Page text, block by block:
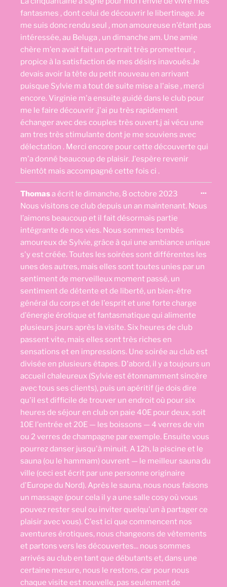
fantasmes , dont celui de découvrir le libertinage. Je
me suis donc rendu seul , mon amoureuse n'étant pas
intéressée, au Beluga , un dimanche am. Une amie
chère m'en avait fait un portrait très prometteur ,
propice à la satisfaction de mes désirs inavoués.Je
devais avoir la tête du petit nouveau en arrivant
puisque Sylvie m a tout de suite mise a l'aise , merci
encore. Virginie m'a ensuite guidé dans le club pour
me le faire découvrir .j'ai pu très rapidement
échanger avec des couples très ouvert.j ai vécu une
am tres très stimulante dont je me souviens avec
délectation . Merci encore pour cette découverte qui
m'a donné beaucoup de plaisir. J'espère revenir
bientôt mais accompagné cette fois ci .
Thomasa écrit le dimanche, 8 octobre 2023
Nous visitons ce club depuis un an maintenant. Nous
l’aimons beaucoup et il fait désormais partie
intégrante de nos vies. Nous sommes tombés
amoureux de Sylvie, grâce à qui une ambiance unique
s'y est créée. Toutes les soirées sont différentes les
unes des autres, mais elles sont toutes unies par un
sentiment de merveilleux moment passé, un
sentiment de détente et de liberté, un bien-être
général du corps et de l'esprit et une forte charge
d'énergie érotique et fantasmatique qui alimente
plusieurs jours après la visite. Six heures de club
passent vite, mais elles sont très riches en
sensations et en impressions. Une soirée au club est
divisée en plusieurs étapes. D'abord, il y a toujours un
accueil chaleureux (Sylvie est étonnamment sincère
avec tous ses clients), puis un apéritif (je dois dire
qu'il est difficile de trouver un endroit où pour six
heures de séjour en club on paie 40E pour deux, soit
10E l'entrée et 20E — les boissons — 4 verres de vin
ou 2 verres de champagne par exemple. Ensuite vous
pourrez danser jusqu'à minuit. A 12h, la piscine et le
sauna (ou le hammam) ouvrent — le meilleur sauna du
ville (ceci est écrit par une personne originaire
d'Europe du Nord). Après le sauna, nous nous faisons
un massage (pour cela il y a une salle cosy où vous
pouvez rester seul ou inviter quelqu'un à partager ce
plaisir avec vous). C'est ici que commencent nos
aventures érotiques, nous changeons de vêtements
et partons vers les découvertes... nous sommes
arrivés au club en tant que débutants et, dans une
certaine mesure, nous le restons, car pour nous
chaque visite est nouvelle, pas seulement de
...
boîte